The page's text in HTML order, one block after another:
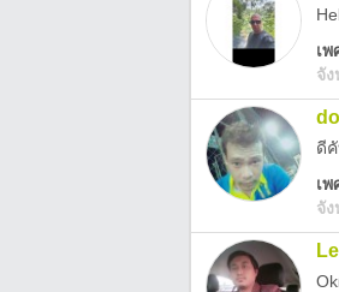
เพ
จั
ดี
เพ
จั